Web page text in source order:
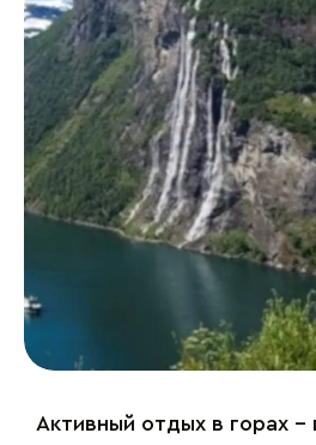
Активный отдых в горах –